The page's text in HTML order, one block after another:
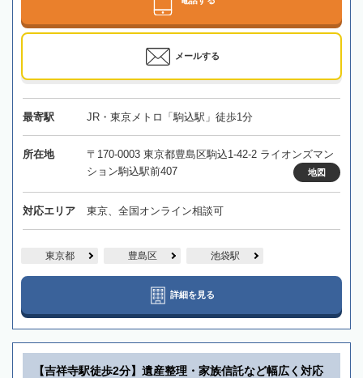
メールする
最寄駅 JR・東京メトロ「駒込駅」徒歩1分
所在地
〒170-0003 東京都豊島区駒込1-42-2 ライオンズマン
ション駒込駅前407
地図
対応エリア 東京、全国オンライン相談可
東京都 豊島区 池袋駅
詳細を見る
【吉祥寺駅徒歩2分】遺産整理・家族信託など幅広く対応